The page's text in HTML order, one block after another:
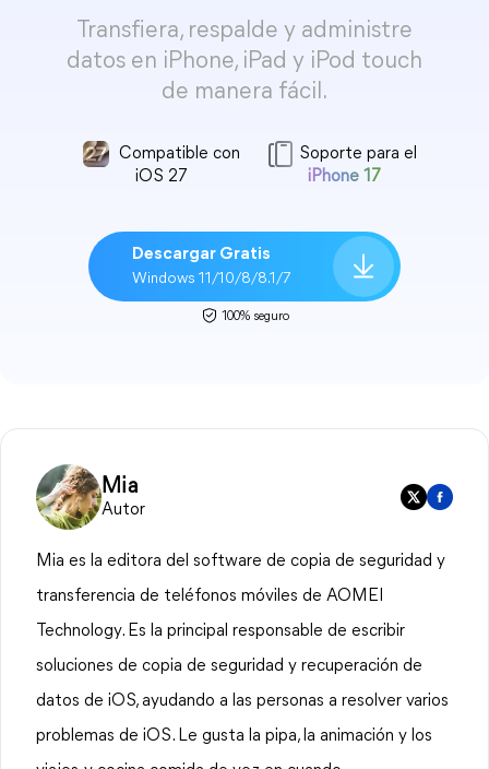
Transfiera, respalde y administre
datos en iPhone, iPad y iPod touch
de manera fácil.
Compatible con
iOS 27
Soporte para el
iPhone 17
Descargar Gratis
Windows 11/10/8/8.1/7
100% seguro
Mia
Autor
Mia es la editora del software de copia de seguridad y
transferencia de teléfonos móviles de AOMEI
Technology. Es la principal responsable de escribir
soluciones de copia de seguridad y recuperación de
datos de iOS, ayudando a las personas a resolver varios
problemas de iOS. Le gusta la pipa, la animación y los